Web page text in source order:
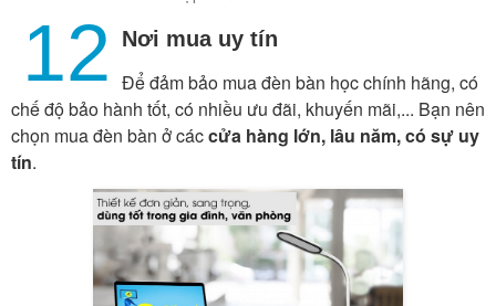
12 Nơi mua uy tín
Để đảm bảo mua đèn bàn học chính hãng, có
chế độ bảo hành tốt, có nhiều ưu đãi, khuyến mãi,... Bạn nên
chọn mua đèn bàn ở cáccửa hàng lớn, lâu năm, có sự uy
tín.